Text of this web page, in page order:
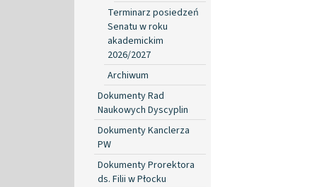
Terminarz posiedzeń
Senatu w roku
akademickim
2026/2027
Archiwum
Dokumenty Rad
Naukowych Dyscyplin
Dokumenty Kanclerza
PW
Dokumenty Prorektora
ds. Filii w Płocku